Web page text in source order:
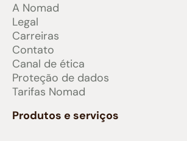
A Nomad
Legal
Carreiras
Contato
Canal de ética
Proteção de dados
Tarifas Nomad
Produtos e serviços